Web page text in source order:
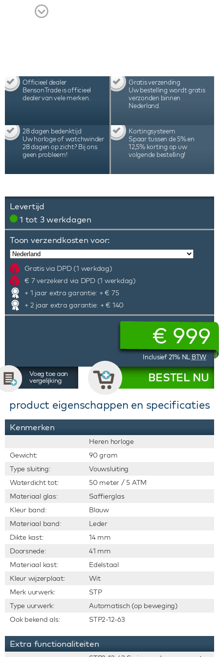
Officieel dealer
BensonTrade is officieel
dealer van vele merken.
Gratis verzending
Uw bestelling wordt gratis
verzonden binnen
Nederland.
28 dagen bedenktijd
Uw horloge of watchwinder
28 dagen op zicht? Bij ons
geen probleem!
Kortingsysteem
Spaar tussen de 5% en
12,5% korting op uw
volgende bestelling!
Levertijd
1 tot 3 werkdagen
Toon verzendkosten voor:
Gratis via DPD (1 werkdag)
€ 7 verzekerd via DPD (1 werkdag)
+ 1 jaar extra garantie: + € 75
+ 2 jaar extra garantie: + € 140
€ 999
Inclusief 21% NL BTW
Voeg toe aan
vergelijking
BESTEL NU
product eigenschappen en specificaties
Kenmerken
Heren horloge
Gewicht:
90 gram
Type sluiting:
Vouwsluiting
Waterdicht tot:
50 meter / 5 ATM
Materiaal glas:
Saffierglas
Kleur band:
Blauw
Materiaal band:
Leder
Dikte kast:
14 mm
Doorsnede:
41 mm
Materiaal kast:
Edelstaal
Kleur wijzerplaat:
Wit
Merk uurwerk:
STP
Type uurwerk:
Automatisch (op beweging)
Ook bekend als:
STP2-12-63
Extra functionaliteiten